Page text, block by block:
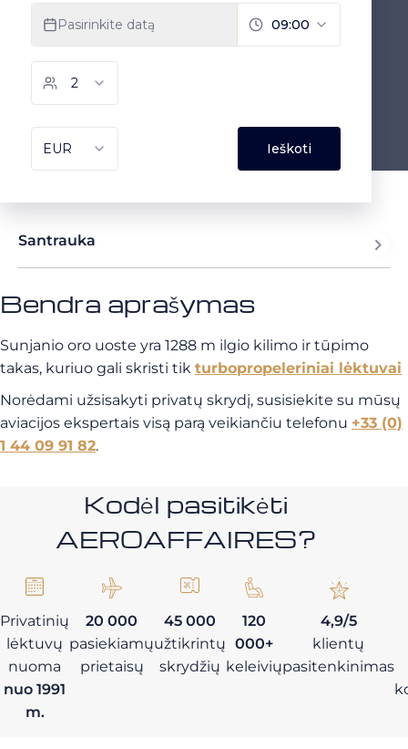
Santrauka
Bendra aprašymas
Sunjanio oro uoste yra 1288 m ilgio kilimo ir tūpimo
takas, kuriuo gali skristi tik turbopropeleriniai lėktuvai
Norėdami užsisakyti privatų skrydį, susisiekite su mūsų
aviacijos ekspertais visą parą veikiančiu telefonu +33 (0)
1 44 09 91 82.
Kodėl pasitikėti
AEROAFFAIRES?
Privatinių
lėktuvų
nuoma
nuo 1991
m.
20 000
pasiekiamų
prietaisų
45 000
užtikrintų
skrydžių
120
000+
keleivių
4,9/5
klientų
pasitenkinimas